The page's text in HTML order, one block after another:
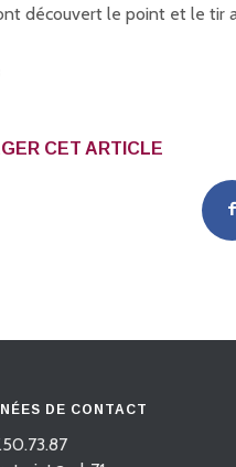
découvert le point et le tir
CET ARTICLE
DE CONTACT